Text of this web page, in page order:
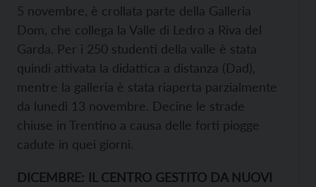
5 novembre, è crollata parte della Galleria
Dom, che collega la Valle di Ledro a Riva del
Garda. Per i 250 studenti della valle è stata
quindi attivata la didattica a distanza (Dad),
mentre la galleria è stata riaperta parzialmente
da lunedì 13 novembre. Decine le strade
chiuse in Trentino a causa delle forti piogge
cadute in quei giorni.
DICEMBRE: IL CENTRO GESTITO DA NUOVI